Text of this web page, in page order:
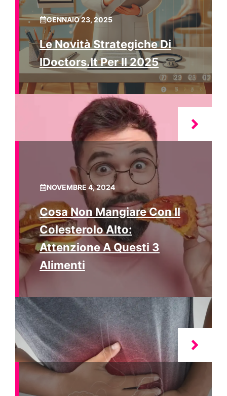
GENNAIO 23, 2025
Le Novità Strategiche Di
IDoctors.it Per Il 2025
NOVEMBRE 4, 2024
Cosa Non Mangiare Con Il
Colesterolo Alto:
Attenzione A Questi 3
Alimenti